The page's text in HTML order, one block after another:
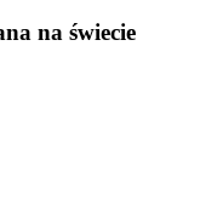
na świecie